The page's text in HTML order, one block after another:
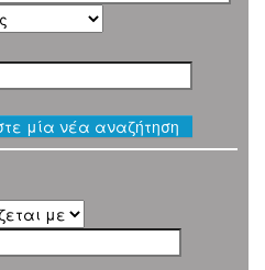
μία νέα αναζήτηση